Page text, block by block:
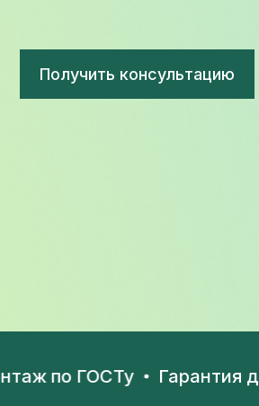
Получить консультацию
ГОСТу Гарантия до 10 лет